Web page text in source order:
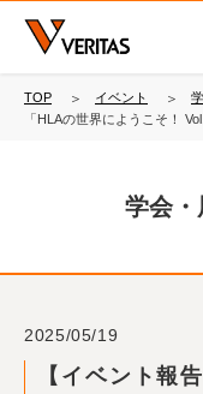
TOP イベント
「HLAの世界にようこそ！
学会・
2025/05/19
【イベント報